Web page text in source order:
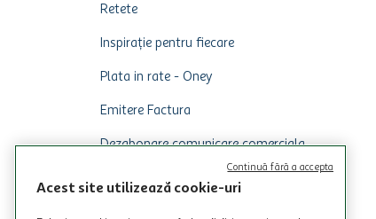
Retete
Inspirație pentru fiecare
Plata in rate - Oney
Emitere Factura
Dezabonare comunicare comerciala
Acest site utilizează cookie-uri
Continuă fără a accepta